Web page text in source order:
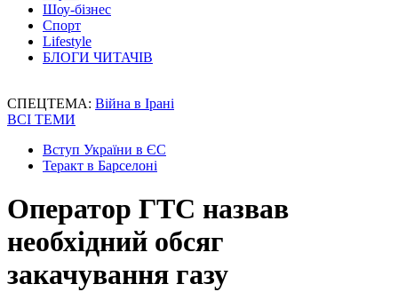
Шоу-бізнес
Спорт
Lifestyle
БЛОГИ ЧИТАЧІВ
СПЕЦТЕМА: Війна в Ірані
ВСІ ТЕМИ
Вступ України в ЄС
Теракт в Барселоні
Оператор ГТС назвав
необхідний обсяг
закачування газу